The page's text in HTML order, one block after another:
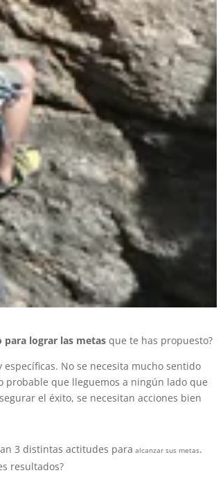
para lograr las metas que te has propuesto?
No se necesita mucho sentido
probable que lleguemos a ningún lado que
el éxito, se necesitan acciones bien
3 distintas actitudes para alcanzar sus metas.
resultados?